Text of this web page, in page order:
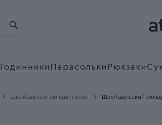
Годинники Парасольки Рюкзаки
Швейцарські складані ножі Швейцарський